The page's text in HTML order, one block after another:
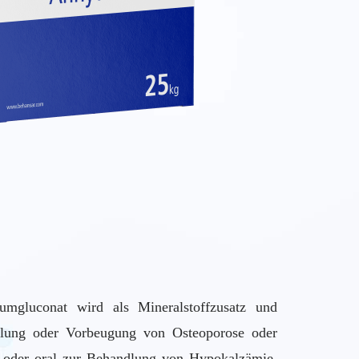
wird als Mineralstoffzusatz und
oder Vorbeugung von Osteoporose oder